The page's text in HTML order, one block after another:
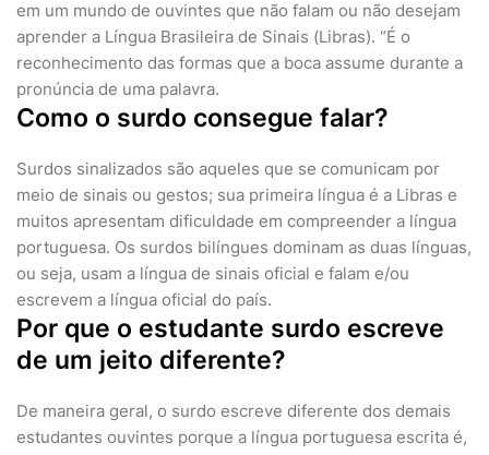
em um mundo de ouvintes que não falam ou não desejam
aprender a Língua Brasileira de Sinais (Libras). “É o
reconhecimento das formas que a boca assume durante a
pronúncia de uma palavra.
Como o surdo consegue falar?
Surdos sinalizados são aqueles que se comunicam por
meio de sinais ou gestos; sua primeira língua é a Libras e
muitos apresentam dificuldade em compreender a língua
portuguesa. Os surdos bilíngues dominam as duas línguas,
ou seja, usam a língua de sinais oficial e falam e/ou
escrevem a língua oficial do país.
Por que o estudante surdo escreve
de um jeito diferente?
De maneira geral, o surdo escreve diferente dos demais
estudantes ouvintes porque a língua portuguesa escrita é,